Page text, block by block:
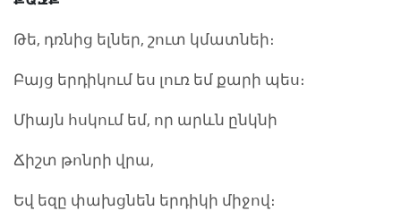
Թե, դռնից ելներ, շուտ կմատնեի։
Բայց երդիկում ես լուռ եմ քարի պես։
Միայն հսկում եմ, որ արևն ընկնի
Ճիշտ թոնրի վրա,
Եվ եզը փախցնեն երդիկի միջով։